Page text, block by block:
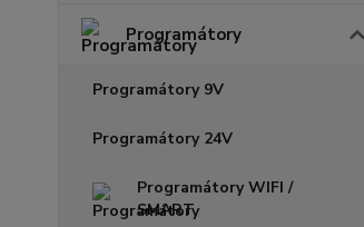
Programátory
Programátory 9V
Programátory 24V
Programátory WIFI /
SMART